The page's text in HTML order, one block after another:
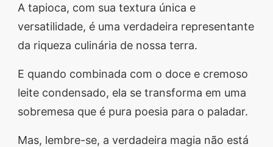
A tapioca, com sua textura única e
versatilidade, é uma verdadeira representante
da riqueza culinária de nossa terra.
E quando combinada com o doce e cremoso
leite condensado, ela se transforma em uma
sobremesa que é pura poesia para o paladar.
Mas, lembre-se, a verdadeira magia não está